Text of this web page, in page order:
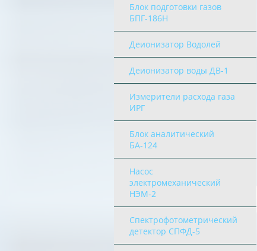
Блок подготовки газов
БПГ-186Н
Деионизатор Водолей
Деионизатор воды ДВ-1
Измерители расхода газа
ИРГ
Блок аналитический
БА-124
Насос
электромеханический
НЭМ-2
Спектрофотометрический
детектор СПФД-5